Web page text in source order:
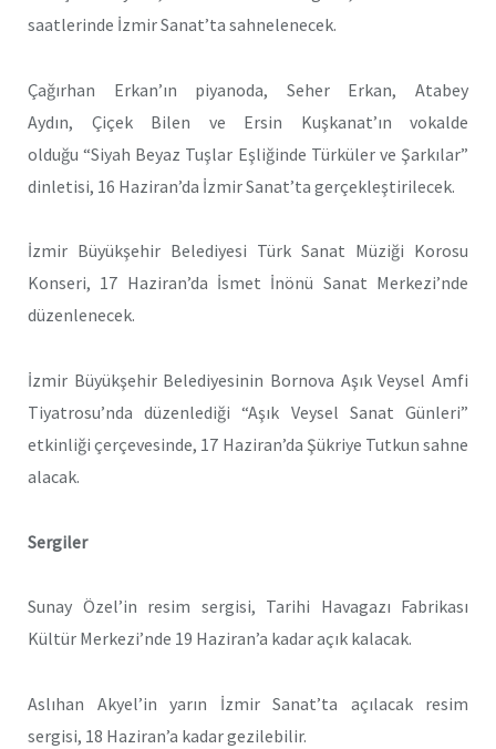
saatlerinde İzmir Sanat’ta sahnelenecek.
Çağırhan Erkan’ın piyanoda, Seher Erkan, Atabey
Aydın, Çiçek Bilen ve Ersin Kuşkanat’ın vokalde
olduğu “Siyah Beyaz Tuşlar Eşliğinde Türküler ve Şarkılar”
dinletisi, 16 Haziran’da İzmir Sanat’ta gerçekleştirilecek.
İzmir Büyükşehir Belediyesi Türk Sanat Müziği Korosu
Konseri, 17 Haziran’da İsmet İnönü Sanat Merkezi’nde
düzenlenecek.
İzmir Büyükşehir Belediyesinin Bornova Aşık Veysel Amfi
Tiyatrosu’nda düzenlediği “Aşık Veysel Sanat Günleri”
etkinliği çerçevesinde, 17 Haziran’da Şükriye Tutkun sahne
alacak.
Sergiler
Sunay Özel’in resim sergisi, Tarihi Havagazı Fabrikası
Kültür Merkezi’nde 19 Haziran’a kadar açık kalacak.
Aslıhan Akyel’in yarın İzmir Sanat’ta açılacak resim
sergisi, 18 Haziran’a kadar gezilebilir.